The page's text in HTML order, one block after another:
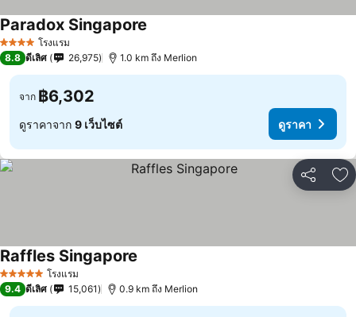
4 ดาว โรงแรม
Paradox Singapore
8.8 ดีเลิศ 26,975 1.0 km ถึง Merlion
จาก ฿6,302
ดูราคาจาก 9 เว็บไซต์ ดูราคา
แชร์ เ
5 ดาว โรงแรม
Raffles Singapore
9.4 ดีเลิศ 15,061 0.9 km ถึง Merlion